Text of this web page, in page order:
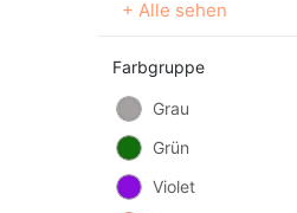
+ Alle sehen
Farbgruppe
Grau
Grün
Violet